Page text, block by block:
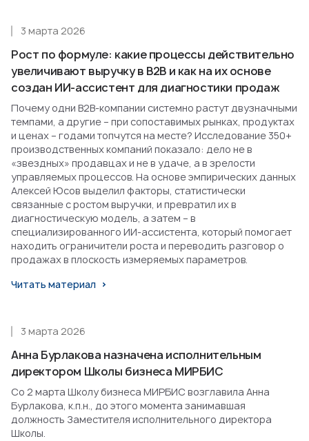
Рост по формуле: какие процессы действительно
увеличивают выручку в B2B и как на их основе
создан ИИ-ассистент для диагностики продаж
3 марта 2026
Почему одни B2B-компании системно растут двузначными
темпами, а другие – при сопоставимых рынках, продуктах
и ценах – годами топчутся на месте? Исследование 350+
производственных компаний показало: дело не в
«звездных» продавцах и не в удаче, а в зрелости
управляемых процессов. На основе эмпирических данных
Алексей Юсов выделил факторы, статистически
связанные с ростом выручки, и превратил их в
диагностическую модель, а затем – в
специализированного ИИ-ассистента, который помогает
находить ограничители роста и переводить разговор о
продажах в плоскость измеряемых параметров.
Читать материал
Анна Бурлакова назначена исполнительным
директором Школы бизнеса МИРБИС
3 марта 2026
Со 2 марта Школу бизнеса МИРБИС возглавила Анна
Бурлакова, к.п.н., до этого момента занимавшая
должность Заместителя исполнительного директора
Школы.